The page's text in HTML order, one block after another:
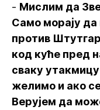
- Мислим да
Само морају да
против
код куће пред
сваку
желимо и ако
Верујем да